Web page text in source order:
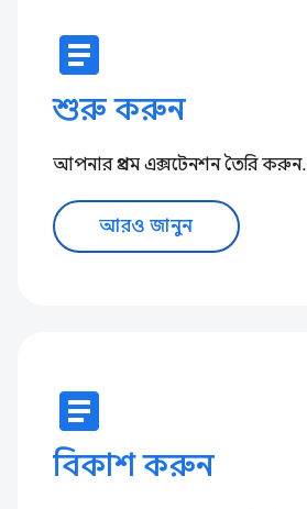
article
শুরু করুন
আপনার প্রথম এক্সটেনশন তৈরি করুন.
আরও জানুন
article
বিকাশ করুন